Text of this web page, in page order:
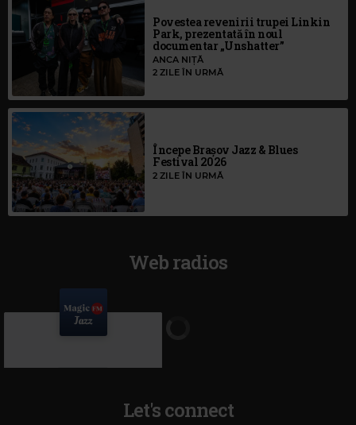
Povestea revenirii trupei Linkin
Park, prezentată în noul
documentar „Unshatter”
ANCA NIȚĂ
2 ZILE ÎN URMĂ
Începe Brașov Jazz & Blues
Festival 2026
2 ZILE ÎN URMĂ
Web radios
Let's connect